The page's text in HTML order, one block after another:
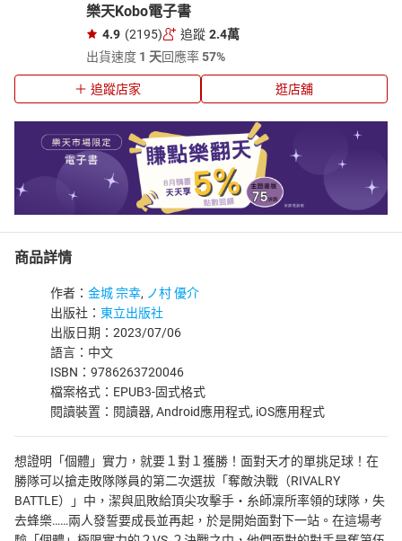
樂天Kobo電子書
4.9 (2195) 追蹤 2.4萬
出貨速度 1 天回應率57%
追蹤店家 逛店舖
商品詳情
作者： 金城 宗幸, ノ村 優介
出版社： 東立出版社
出版日期：2023/07/06
語言：中文
ISBN：9786263720046
檔案格式：EPUB3-固式格式
閱讀裝置：閱讀器, Android應用程式, iOS應用程式
想證明「個體」實力，就要１對１獲勝！面對天才的單挑足球！在
勝隊可以搶走敗隊隊員的第二次選拔「奪敵決戰（RIVALRY
BATTLE）」中，潔與凪敗給頂尖攻擊手‧糸師凜所率領的球隊，失
去蜂樂……兩人發誓要成長並再起，於是開始面對下一站。在這場考